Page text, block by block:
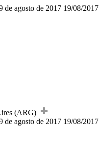
de agosto de 2017 19/08/2017
(ARG)
de agosto de 2017 19/08/2017